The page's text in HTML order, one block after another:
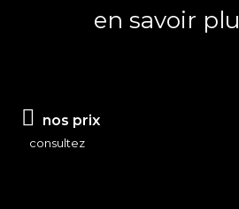
en savoir
nos prix
consultez